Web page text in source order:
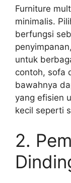
Furniture
minimalis.
berfungsi
untuk
contoh, sofa
bawahnya
yang efisien
kecil seperti
2.